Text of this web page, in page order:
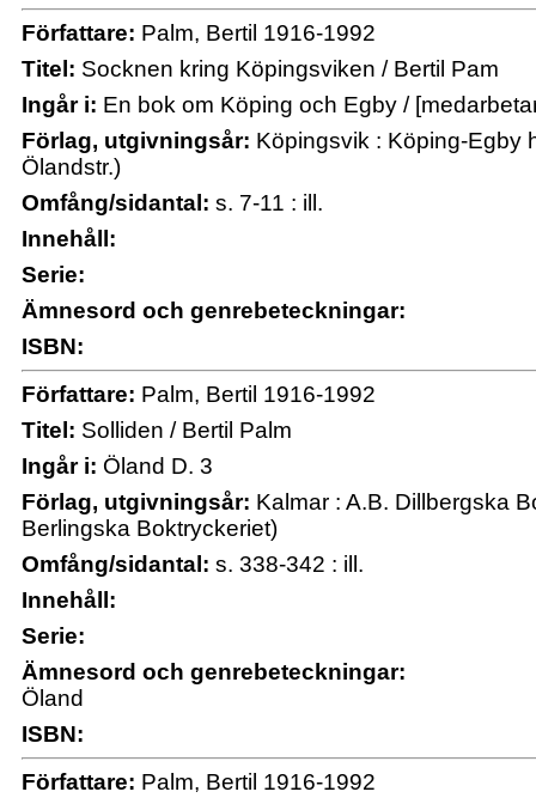
Författare: Palm, Bertil 1916-1992
Titel: Socknen kring Köpingsviken / Bertil Pam
Ingår i: En bok om Köping och Egby /
Förlag, utgivningsår: Köpingsvik : Köping-Egby
Ölandstr.)
Omfång/sidantal: s. 7-11 : ill.
Innehåll:
Serie:
Ämnesord och genrebeteckningar:
ISBN:
Författare: Palm, Bertil 1916-1992
Titel: Solliden / Bertil Palm
Ingår i: Öland D. 3
Förlag, utgivningsår: Kalmar : A.B. Dillbergska
Berlingska Boktryckeriet)
Omfång/sidantal: s. 338-342 : ill.
Innehåll:
Serie:
Ämnesord och genrebeteckningar:
Öland
ISBN:
Författare: Palm, Bertil 1916-1992